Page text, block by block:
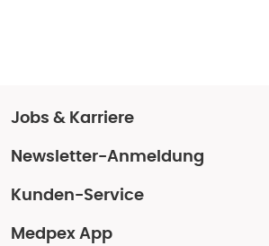
Jobs & Karriere
Newsletter-Anmeldung
Kunden-Service
Medpex App